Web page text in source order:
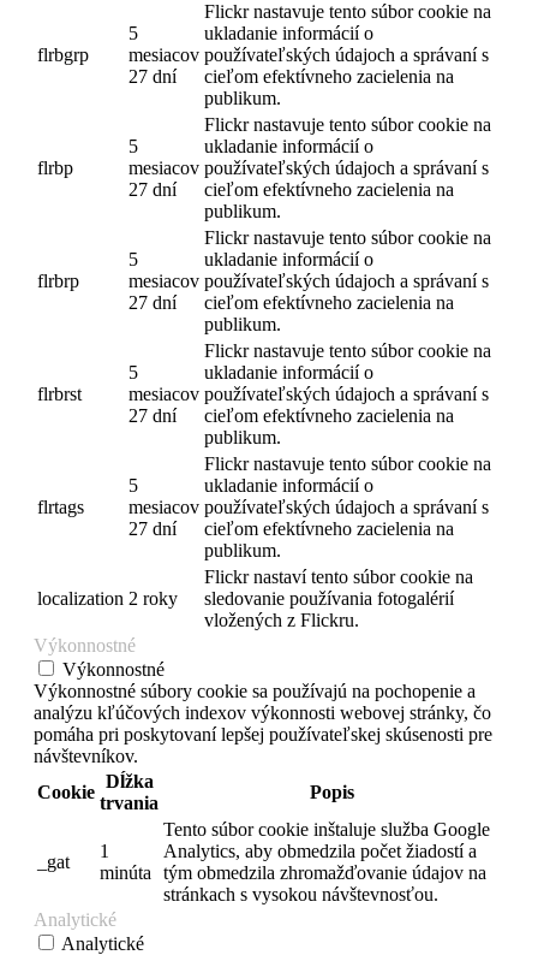
flrbgrp
5
mesiacov
27 dní
Flickr nastavuje tento súbor cookie na
ukladanie informácií o
používateľských údajoch a správaní s
cieľom efektívneho zacielenia na
publikum.
flrbp
5
mesiacov
27 dní
Flickr nastavuje tento súbor cookie na
ukladanie informácií o
používateľských údajoch a správaní s
cieľom efektívneho zacielenia na
publikum.
flrbrp
5
mesiacov
27 dní
Flickr nastavuje tento súbor cookie na
ukladanie informácií o
používateľských údajoch a správaní s
cieľom efektívneho zacielenia na
publikum.
flrbrst
5
mesiacov
27 dní
Flickr nastavuje tento súbor cookie na
ukladanie informácií o
používateľských údajoch a správaní s
cieľom efektívneho zacielenia na
publikum.
flrtags
5
mesiacov
27 dní
Flickr nastavuje tento súbor cookie na
ukladanie informácií o
používateľských údajoch a správaní s
cieľom efektívneho zacielenia na
publikum.
localization 2 roky
Flickr nastaví tento súbor cookie na
sledovanie používania fotogalérií
vložených z Flickru.
Výkonnostné
Výkonnostné
Výkonnostné súbory cookie sa používajú na pochopenie a
analýzu kľúčových indexov výkonnosti webovej stránky, čo
pomáha pri poskytovaní lepšej používateľskej skúsenosti pre
návštevníkov.
Cookie
Dĺžka
trvania
Popis
_gat
1
minúta
Tento súbor cookie inštaluje služba Google
Analytics, aby obmedzila počet žiadostí a
tým obmedzila zhromažďovanie údajov na
stránkach s vysokou návštevnosťou.
Analytické
Analytické